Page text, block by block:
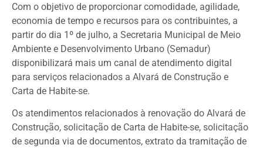
Com o objetivo de proporcionar comodidade, agilidade,
economia de tempo e recursos para os contribuintes, a
partir do dia 1º de julho, a Secretaria Municipal de Meio
Ambiente e Desenvolvimento Urbano (Semadur)
disponibilizará mais um canal de atendimento digital
para serviços relacionados a Alvará de Construção e
Carta de Habite-se.
Os atendimentos relacionados à renovação do Alvará de
Construção, solicitação de Carta de Habite-se, solicitação
de segunda via de documentos, extrato da tramitação de